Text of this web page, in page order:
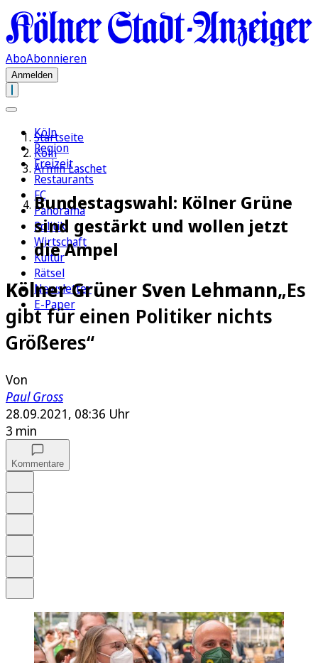
AboAbonnieren
Anmelden
Köln
Region
Freizeit
Restaurants
FC
Panorama
Politik
Wirtschaft
Kultur
Rätsel
Newsletter
E-Paper
Startseite
Köln
Armin Laschet
Bundestagswahl: Kölner Grüne
sind gestärkt und wollen jetzt
die Ampel
Kölner Grüner Sven Lehmann„Es
gibt für einen Politiker nichts
Größeres“
Von
Paul Gross
28.09.2021, 08:36 Uhr
3 min
Kommentare